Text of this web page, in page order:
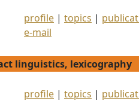
profile | topics |
e-mail
linguistics, lexicography
profile | topics |